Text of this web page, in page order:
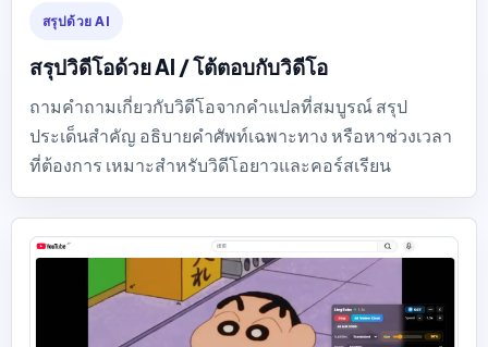
สรุปด้วย AI
สรุปวิดีโอด้วย AI / โต้ตอบกับวิดีโอ
ถามคำถามเกี่ยวกับวิดีโอจากคำแปลที่สมบูรณ์ สรุป
ประเด็นสำคัญ อธิบายคำศัพท์เฉพาะทาง หรือหาช่วงเวลา
ที่ต้องการ เหมาะสำหรับวิดีโอยาวและคอร์สเรียน